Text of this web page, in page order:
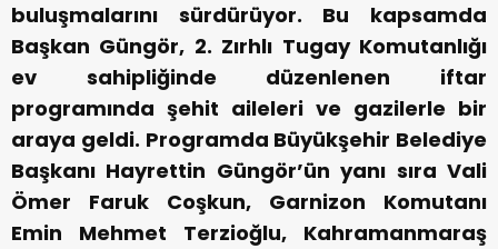
buluşmalarını sürdürüyor. Bu kapsamda
Başkan Güngör, 2. Zırhlı Tugay Komutanlığı
ev sahipliğinde düzenlenen iftar
programında şehit aileleri ve gazilerle bir
araya geldi. Programda Büyükşehir Belediye
Başkanı Hayrettin Güngör’ün yanı sıra Vali
Ömer Faruk Coşkun, Garnizon Komutanı
Emin Mehmet Terzioğlu, Kahramanmaraş